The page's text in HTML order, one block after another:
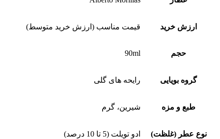
ارزش خرید قیمت مناسب (ارزش خرید متوسط)
حجم 90ml
گروه بویایی رایحه های گلی
طبع و مزه شیرین، گرم
نوع عطر (غلظت) ادو تویلت (5 تا 10 درصد)